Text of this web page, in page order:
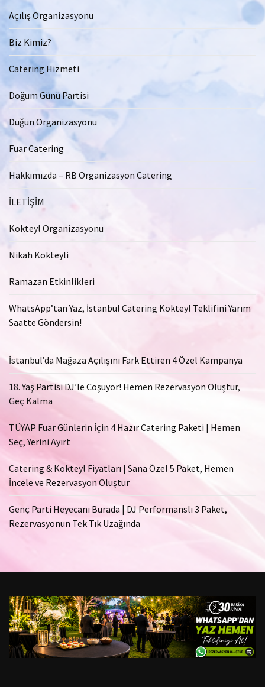
Açılış Organizasyonu
Biz Kimiz?
Catering Hizmeti
Doğum Günü Partisi
Düğün Organizasyonu
Fuar Catering
Hakkımızda – RB Organizasyon Catering
İLETİŞİM
Kokteyl Organizasyonu
Nikah Kokteyli
Ramazan Etkinlikleri
WhatsApp’tan Yaz, İstanbul Catering Kokteyl Teklifini Yarım
Saatte Göndersin!
İstanbul’da Mağaza Açılışını Fark Ettiren 4 Özel Kampanya
18. Yaş Partisi DJ’le Coşuyor! Hemen Rezervasyon Oluştur,
Geç Kalma
TÜYAP Fuar Günlerin İçin 4 Hazır Catering Paketi | Hemen
Seç, Yerini Ayırt
Catering & Kokteyl Fiyatları | Sana Özel 5 Paket, Hemen
İncele ve Rezervasyon Oluştur
Genç Parti Heyecanı Burada | DJ Performanslı 3 Paket,
Rezervasyonun Tek Tık Uzağında